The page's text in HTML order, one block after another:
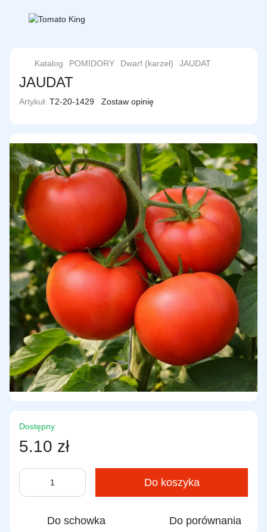
Katalog POMIDORY Dwarf (karzeł) JAUDAT
JAUDAT
Artykuł: T2-20-1429 Zostaw opinię
Dostępny
5.10 zł
Do koszyka
Do schowka Do porównania